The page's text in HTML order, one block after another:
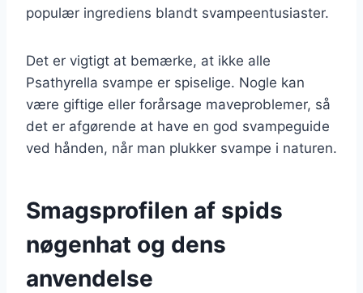
populær ingrediens blandt svampeentusiaster.
Det er vigtigt at bemærke, at ikke alle
Psathyrella svampe er spiselige. Nogle kan
være giftige eller forårsage maveproblemer, så
det er afgørende at have en god svampeguide
ved hånden, når man plukker svampe i naturen.
Smagsprofilen af spids
nøgenhat og dens
anvendelse